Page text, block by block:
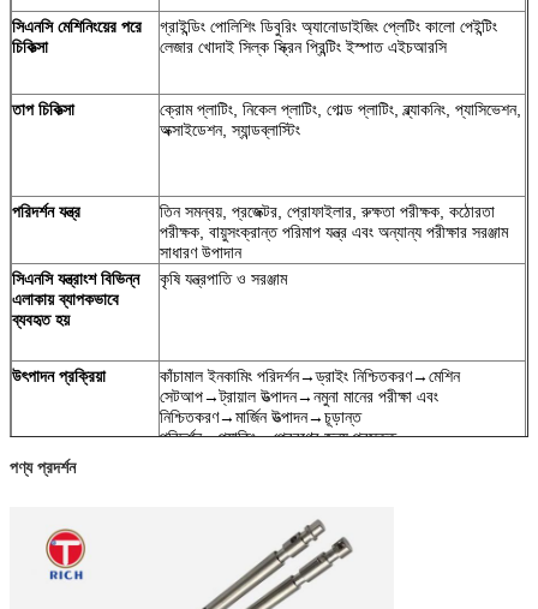
সিএনসি মেশিনিংয়ের পরে
চিকিত্সা
গ্রাইন্ডিং পোলিশিং ডিবুরিং অ্যানোডাইজিং প্লেটিং কালো পেইন্টিং
লেজার খোদাই সিল্ক স্ক্রিন প্রিন্টিং ইস্পাত এইচআরসি
তাপ চিকিত্সা
ক্রোম প্লাটিং, নিকেল প্লাটিং, গোল্ড প্লাটিং, ব্ল্যাকনিং, প্যাসিভেশন,
অক্সাইডেশন, স্যান্ডব্লাস্টিং
পরিদর্শন যন্ত্র
তিন সমন্বয়, প্রজেক্টর, প্রোফাইলার, রুক্ষতা পরীক্ষক, কঠোরতা
পরীক্ষক, বায়ুসংক্রান্ত পরিমাপ যন্ত্র এবং অন্যান্য পরীক্ষার সরঞ্জাম
সাধারণ উপাদান
সিএনসি যন্ত্রাংশ বিভিন্ন
এলাকায় ব্যাপকভাবে
ব্যবহৃত হয়
কৃষি যন্ত্রপাতি ও সরঞ্জাম
উৎপাদন প্রক্রিয়া
কাঁচামাল ইনকামিং পরিদর্শন→ড্রাইং নিশ্চিতকরণ→মেশিন
সেটআপ→ট্রায়াল উত্পাদন→নমুনা মানের পরীক্ষা এবং
নিশ্চিতকরণ→মার্জিন উত্পাদন→চূড়ান্ত
পরিদর্শন→প্যাকিং→প্রেরণের জন্য প্রস্তুত
পণ্য প্রদর্শন